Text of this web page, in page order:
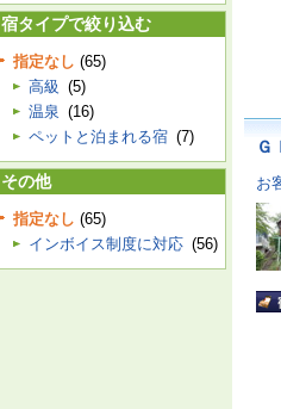
宿タイプで絞り込む
指定なし (65)
高級 (5)
温泉 (16)
ペットと泊まれる宿 (7)
その他
指定なし (65)
インボイス制度に対応 (56)
Ｇ
お